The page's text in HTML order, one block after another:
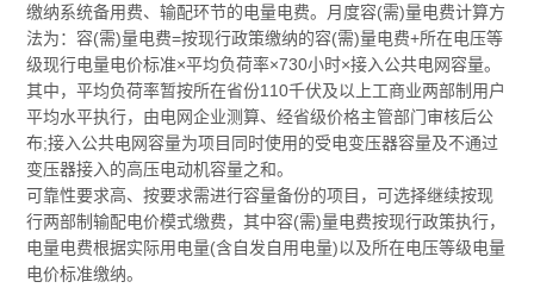
缴纳系统备用费、输配环节的电量电费。月度容(需)量电费计算方
法为：容(需)量电费=按现行政策缴纳的容(需)量电费+所在电压等
级现行电量电价标准×平均负荷率×730小时×接入公共电网容量。
其中，平均负荷率暂按所在省份110千伏及以上工商业两部制用户
平均水平执行，由电网企业测算、经省级价格主管部门审核后公
布;接入公共电网容量为项目同时使用的受电变压器容量及不通过
变压器接入的高压电动机容量之和。
可靠性要求高、按要求需进行容量备份的项目，可选择继续按现
行两部制输配电价模式缴费，其中容(需)量电费按现行政策执行，
电量电费根据实际用电量(含自发自用电量)以及所在电压等级电量
电价标准缴纳。